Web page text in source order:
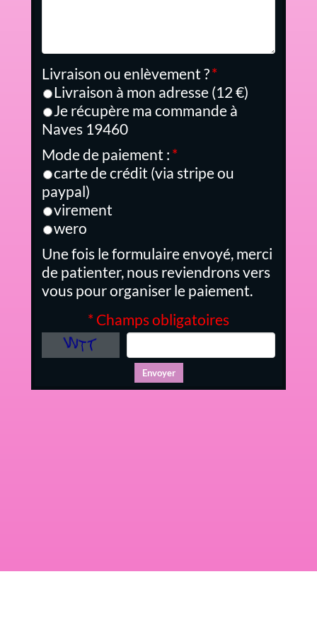
Livraison ou enlèvement ?*
Livraison à mon adresse (12 €)
Je récupère ma commande à
Naves 19460
Mode de paiement : *
carte de crédit (via stripe ou
paypal)
virement
wero
Une fois le formulaire envoyé, merci
de patienter, nous reviendrons vers
vous pour organiser le paiement.
* Champs obligatoires
Envoyer